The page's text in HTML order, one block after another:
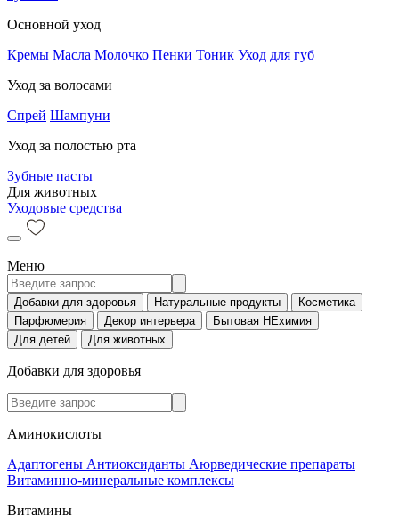
Основной уход
Кремы Масла Молочко Пенки Тоник Уход для губ
Уход за волосами
Спрей Шампуни
Уход за полостью рта
Зубные пасты
Для животных
Уходовые средства
Меню
Добавки для здоровья Натуральные продукты
Косметика
Парфюмерия
Декор интерьера
Бытовая НЕхимия
Для детей
Для животных
Добавки для здоровья
Аминокислоты
Адаптогены Антиоксиданты Аюрведические препараты
Витаминно-минеральные комплексы
Витамины